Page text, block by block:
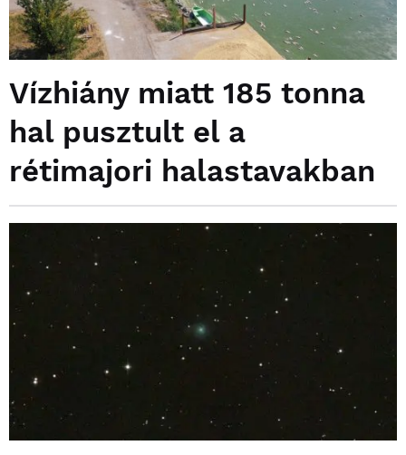
Vízhiány miatt 185 tonna
hal pusztult el a
rétimajori halastavakban